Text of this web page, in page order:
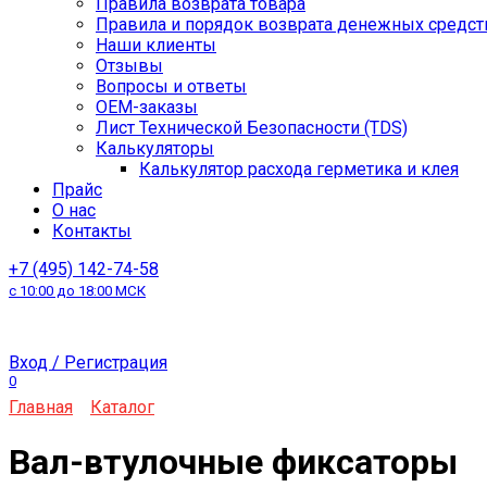
Правила и порядок возврата денежных
Наши клиенты
Отзывы
Вопросы и ответы
OEM-заказы
Лист Технической Безопасности (TDS)
Калькуляторы
Калькулятор расхода герметика и клея
Прайс
О нас
Контакты
+7 (495) 142-74-58
с 10:00 до 18:00 МСК
Вход / Регистрация
0
Главная Каталог
Вал-втулочные фиксаторы